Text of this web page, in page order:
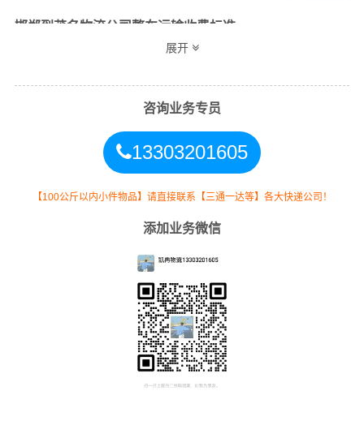
邯郸到茂名物流公司整车运输收费标准
3.5元 2361公里
6.8米
2361公里
展开
咨询业务专员
13303201605
【100公斤以内小件物品】请直接联系【三通一达等】各大快递公司！
添加业务微信